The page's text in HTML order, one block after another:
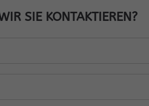
SIE KONTAKTIEREN?